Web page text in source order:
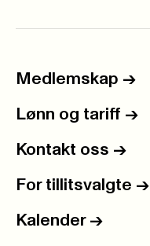
Medlemskap ->
Lønn og tariff ->
Kontakt oss ->
For tillitsvalgte ->
Kalender ->